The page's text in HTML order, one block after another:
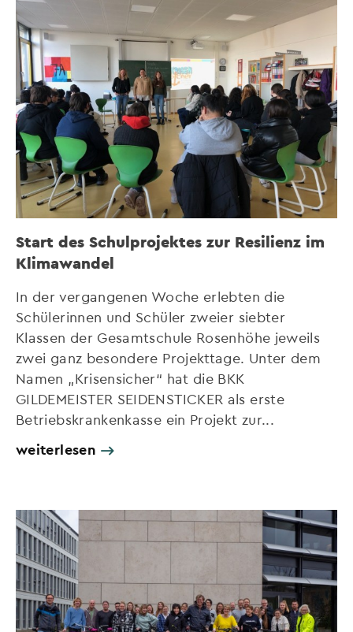
Start des Schulprojektes zur Resilienz im
Klimawandel
In der vergangenen Woche erlebten die
Schülerinnen und Schüler zweier siebter
Klassen der Gesamtschule Rosenhöhe jeweils
zwei ganz besondere Projekttage. Unter dem
Namen „Krisensicher“ hat die BKK
GILDEMEISTER SEIDENSTICKER als erste
Betriebskrankenkasse ein Projekt zur...
weiterlesen